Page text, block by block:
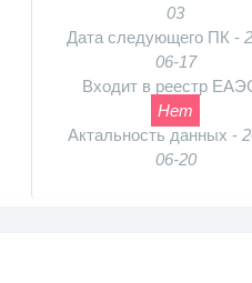
03
Дата следующего ПК -
06-17
Входит в реестр
Нет
Актальность данных -
06-20